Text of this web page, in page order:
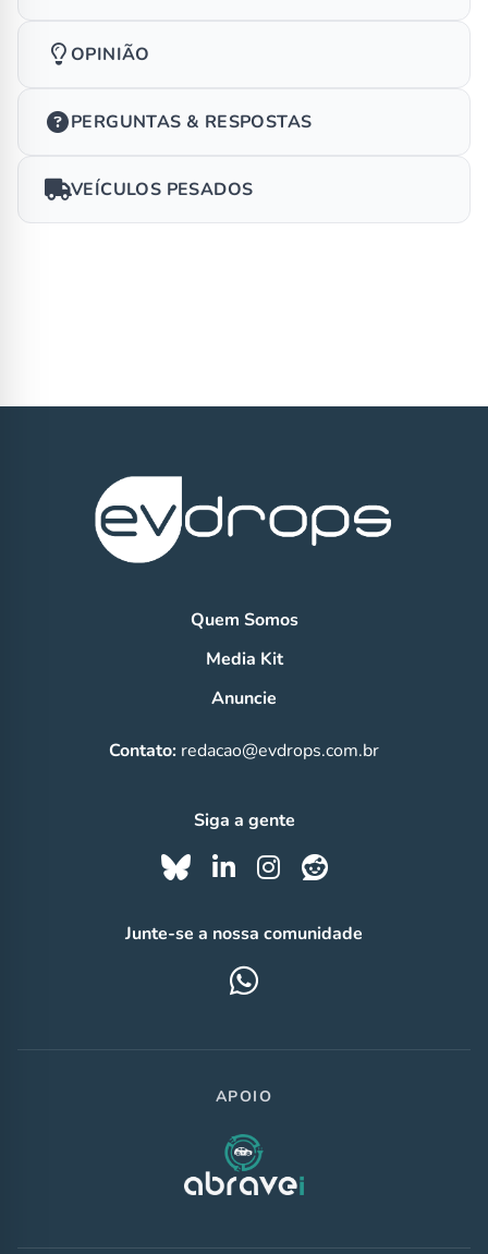
OPINIÃO
PERGUNTAS & RESPOSTAS
VEÍCULOS PESADOS
Quem Somos
Media Kit
Anuncie
Contato: redacao@evdrops.com.br
Siga a gente
Junte-se a nossa comunidade
APOIO